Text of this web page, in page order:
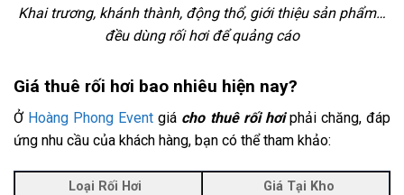
Khai trương, khánh thành, động thổ, giới thiệu sản phẩm…
đều dùng rối hơi để quảng cáo
Giá thuê rối hơi bao nhiêu hiện nay?
Ở Hoàng Phong Event giá cho thuê rối hơiphải chăng, đáp
ứng nhu cầu của khách hàng, bạn có thể tham khảo:
Loại Rối Hơi
Giá Tại Kho